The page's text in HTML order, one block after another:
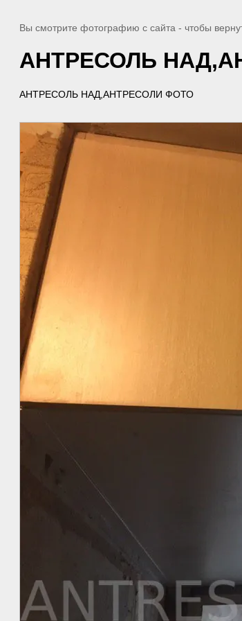
Вы смотрите фотографию с сайта - чтобы
АНТРЕСОЛЬ
АНТРЕСОЛЬ НАД,АНТРЕСОЛИ ФОТО